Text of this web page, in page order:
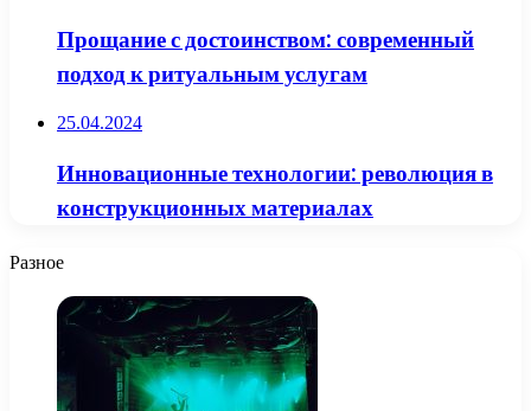
Прощание с достоинством: современный
подход к ритуальным услугам
25.04.2024
Инновационные технологии: революция в
конструкционных материалах
Разное